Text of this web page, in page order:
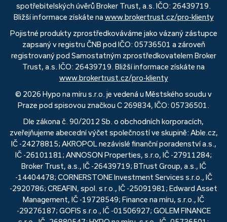
spotřebitelských úvěrů Broker Trust, a.s. IČO: 26439719.
Bližší informace získáte na www.brokertrust.cz/pro-klienty
Pojistné produkty zprostředkováváme jako vázaný zástupce
zapsaný v registru ČNB pod IČO: 05736501 a zároveň
registrovaný pod Samostatným zprostředkovatelem Broker
Trust, a.s. IČO: 26439719. Bližší informace získáte na
www.brokertrust.cz/pro-klienty
© 2026 Hypo na míru s.r.o. je vedená u Městského soudu v
Praze pod spisovou značkou C 269834, IČO: 05736501.
Dle zákona č. 90/2012 Sb. o obchodních korporacích,
zveřejňujeme abecední výčet společností ve skupině: Able.cz,
IČ -24278815; AKROPOL nezávislé finanční poradenství a.s.,
IČ -26101181; ANNOSON Properties, s.r.o, IČ -27911284;
Broker Trust, a.s., IČ -26439719; BTrust Group, a.s., IČ
-14404478; CORNERSTONE Investment Services s.r.o., IČ
-2920786; CREAFIN, spol. s r.o., IČ -25091981; Edward Asset
Management, IČ -19728549; Finance na míru, s.r.o., IČ
-29276187; GOFIS s.r.o., IČ -01506927; GOLEM FINANCE